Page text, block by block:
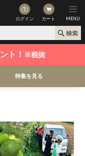
ログイン カート MENU
ト！ ※税抜
特集を見る